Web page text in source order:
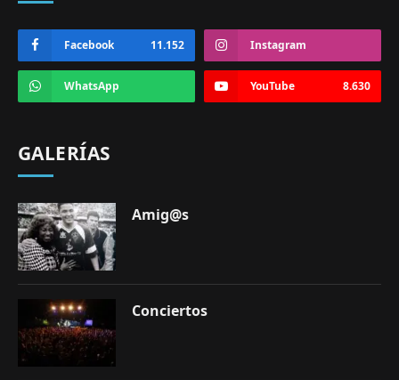
Facebook 11.152 Instagram
WhatsApp YouTube 8.630
GALERÍAS
Amig@s
Conciertos